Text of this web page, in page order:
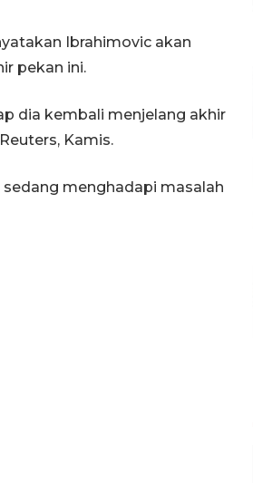
Ibrahimovic akan
pekan ini.
dia kembali menjelang akhir
Kamis.
menghadapi masalah